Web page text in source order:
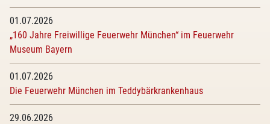
01.07.2026
„160 Jahre Freiwillige Feuerwehr München“ im Feuerwehr
Museum Bayern
01.07.2026
Die Feuerwehr München im Teddybärkrankenhaus
29.06.2026